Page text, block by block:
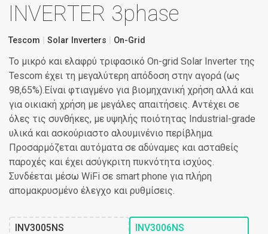
INVERTER 3phase
Tescom Solar Inverters On-Grid
Το μικρό και ελαφρύ τριφασικό On-grid Solar Inverter της
Tescom έχει τη μεγαλύτερη απόδοση στην αγορά (ως
98,65%).Είναι φτιαγμένο για βιομηχανική χρήση αλλά και
για οικιακή χρήση με μεγάλες απαιτήσεις. Αντέχει σε
όλες τις συνθήκες, με υψηλής ποιότητας Industrial-grade
υλικά και ασκούριαστο αλουμινένιο περίβλημα.
Προσαρμόζεται αυτόματα σε αδύναμες και ασταθείς
παροχές και έχει ασύγκριτη πυκνότητα ισχύος.
Συνδέεται μέσω WiFi σε smart phone για πλήρη
απομακρυσμένο έλεγχο και ρυθμίσεις.
INV3005NS INV3006NS